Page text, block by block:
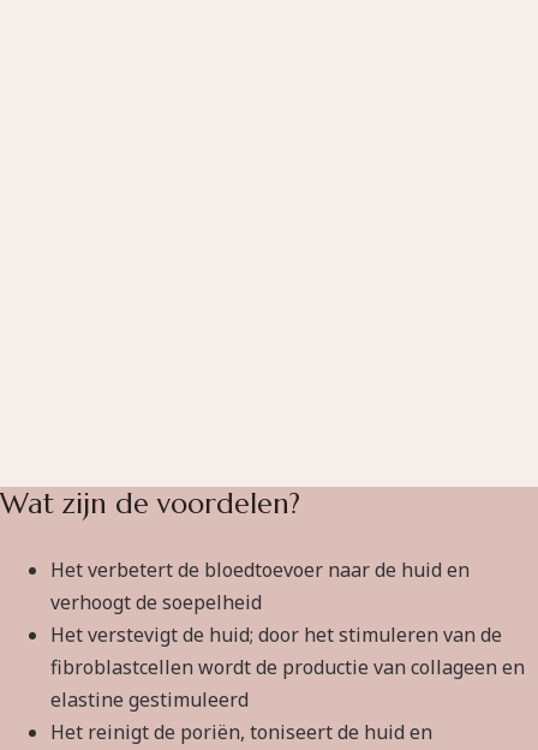
Wat zijn de voordelen?
Het verbetert de bloedtoevoer naar de huid en
verhoogt de soepelheid
Het verstevigt de huid; door het stimuleren van de
fibroblastcellen wordt de productie van collageen en
elastine gestimuleerd
Het reinigt de poriën, toniseert de huid en